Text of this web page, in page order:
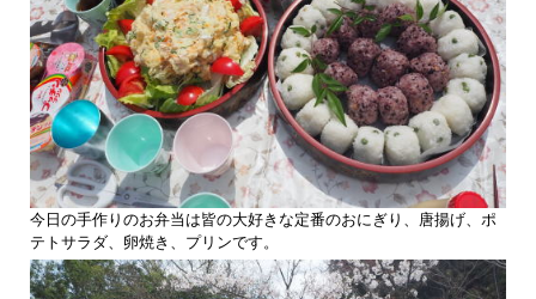
今日の手作りのお弁当は皆の大好きな定番のおにぎり、唐揚げ、ポ
テトサラダ、卵焼き、プリンです。